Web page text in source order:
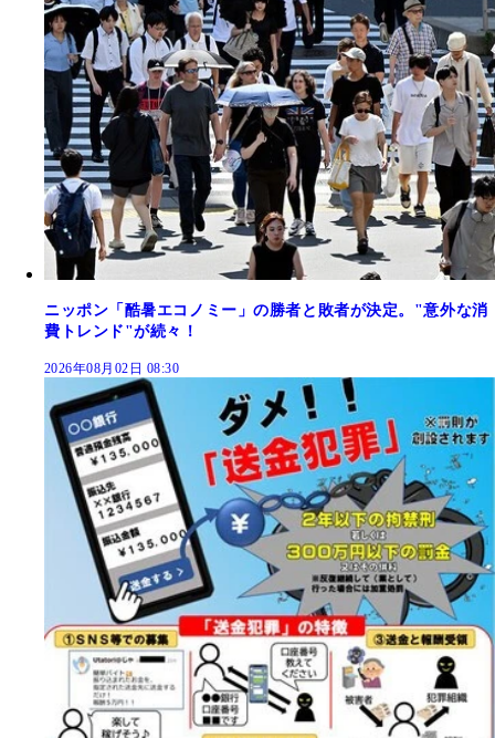
ニッポン「酷暑エコノミー」の勝者と敗者が決定。"意外な消
費トレンド"が続々！
2026年08月02日 08:30